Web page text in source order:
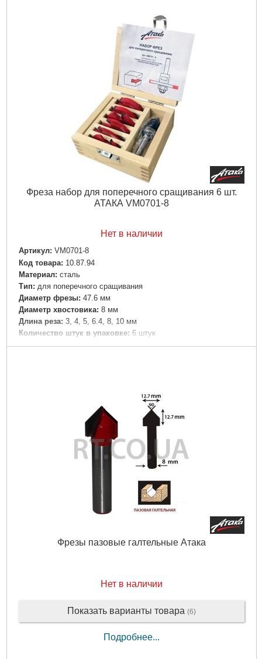
Фреза набор для поперечного сращивания 6 шт.
АТАКА VM0701-8
Нет в наличии
Артикул: VM0701-8
Код товара: 10.87.94
Материал: сталь
Тип: для поперечного сращивания
Диаметр фрезы: 47.6 мм
Диаметр хвостовика: 8 мм
Длина реза: 3, 4, 5, 6.4, 8, 10 мм
Количество штук в упаковке: 6 штук
Фрезы пазовые галтельные Атака
Нет в наличии
Показать варианты товара (6)
Подробнее...